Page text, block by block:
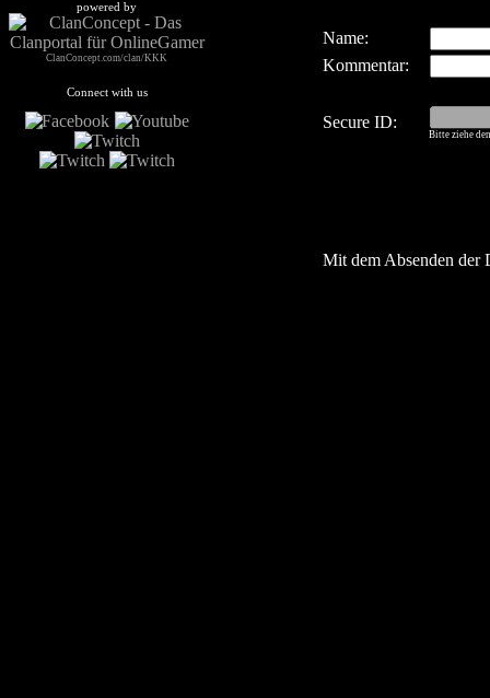
powered by
ClanConcept.com/clan/KKK
Connect with us
Name:
Kommentar:
Secure ID:
Bitte ziehe
Mit dem Absenden der